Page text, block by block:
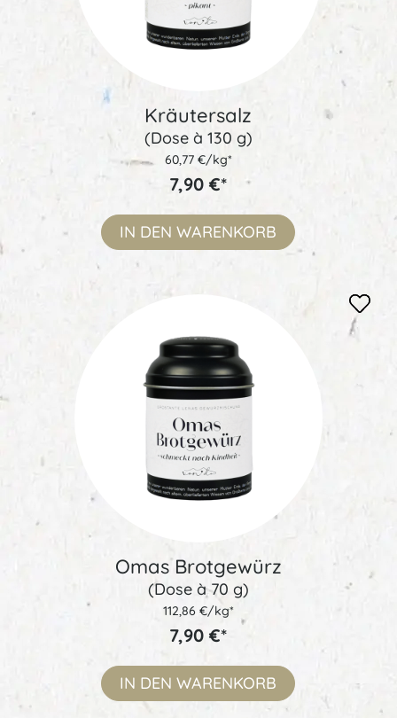
Kräutersalz
(Dose à 130 g)
60,77 €/kg*
7,90 €*
IN DEN WARENKORB
Omas Brotgewürz
(Dose à 70 g)
112,86 €/kg*
7,90 €*
IN DEN WARENKORB